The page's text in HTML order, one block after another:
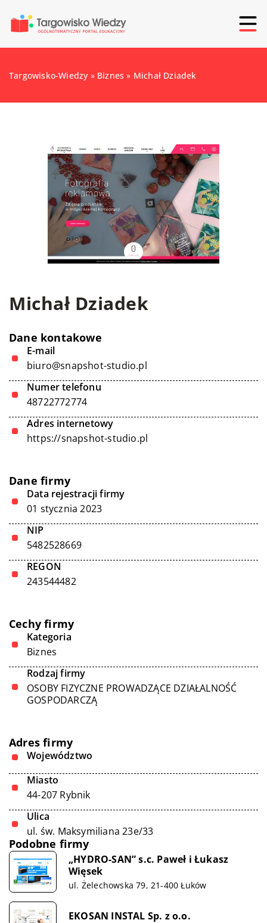
Targowisko-Wiedzy » Biznes » Michał Dziadek
Michał Dziadek
Dane kontakowe
E-mail
biuro@snapshot-studio.pl
Numer telefonu
48722772774
Adres internetowy
https://snapshot-studio.pl
Dane firmy
Data rejestracji firmy
01 stycznia 2023
NIP
5482528669
REGON
243544482
Cechy firmy
Kategoria
Biznes
Rodzaj firmy
OSOBY FIZYCZNE PROWADZĄCE DZIAŁALNOŚĆ
GOSPODARCZĄ
Adres firmy
Województwo
Miasto
44-207 Rybnik
Ulica
ul. św. Maksymiliana 23e/33
Podobne firmy
„HYDRO-SAN” s.c. Paweł i Łukasz
Więsek
ul. Żelechowska 79, 21-400 Łuków
EKOSAN INSTAL Sp. z o.o.